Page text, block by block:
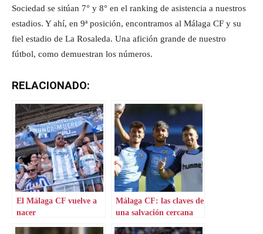
Sociedad se sitúan 7° y 8° en el ranking de asistencia a nuestros
estadios. Y ahí, en 9ª posición, encontramos al Málaga CF y su
fiel estadio de La Rosaleda. Una afición grande de nuestro
fútbol, como demuestran los números.
RELACIONADO:
El Málaga CF vuelve a
nacer
Málaga CF: las claves de
una salvación cercana